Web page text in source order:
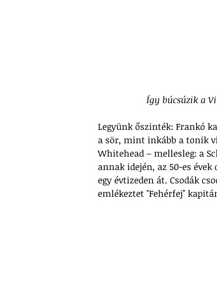
Így búcsúzik a
Legyünk őszinték: Frankó
a sör, mint inkább a tonik
Whitehead – mellesleg: a
annak idején, az 50-es
egy évtizeden át. Csodák
emlékeztet "Fehérfej"